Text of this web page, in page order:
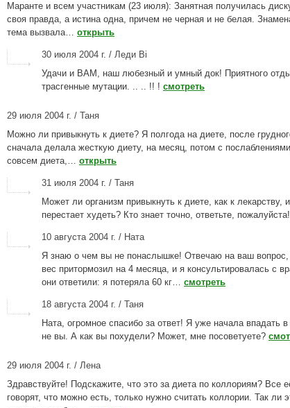
Маранте и всем участникам (23 июля): Занятная получилась
своя правда, а истина одна, причем не черная и не белая.
тема вызвала… открыть
30 июля 2004 г. / Леди Bi
Удачи и ВАМ, наш любезный и умный док! Приятного
трасгенные мутации. .. .. !! ! смотреть
29 июля 2004 г. / Таня
Можно ли привыкнуть к диете? Я полгода на диете, после
сначала делала жесткую диету, на месяц, потом с
совсем диета,… открыть
31 июля 2004 г. / Таня
Может ли организм привыкнуть к диете, как к лекарству,
перестает худеть? Кто знает точно, ответьте,
10 августа 2004 г. / Ната
Я знаю о чем вы не понаслышке! Отвечаю на ваш вопрос,
вес притормозил на 4 месяца, и я консультировалась с
они ответили: я потеряла 60 кг… смотреть
18 августа 2004 г. / Таня
Ната, огромное спасибо за ответ! Я уже начала впадать
не вы. А как вы похудели? Может, мне посоветуете?
29 июля 2004 г. / Лена
Здравствуйте! Подскажите, что это за диета по коллориям? Все
говорят, что можно есть, только нужно считать коллории. Так ли